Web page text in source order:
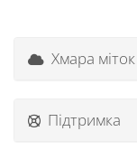
Хмара міток
Підтримка